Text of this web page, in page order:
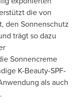
die von
den Sonnenschutz
trägt so dazu
Sonnencreme
K-Beauty-SPF-
als auch